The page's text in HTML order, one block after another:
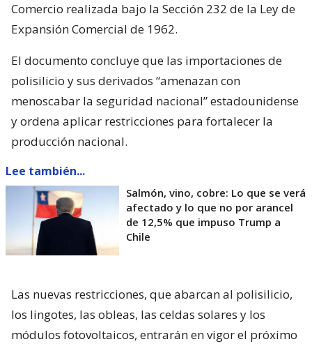
Comercio realizada bajo la Sección 232 de la Ley de
Expansión Comercial de 1962.
El documento concluye que las importaciones de
polisilicio y sus derivados “amenazan con
menoscabar la seguridad nacional” estadounidense
y ordena aplicar restricciones para fortalecer la
producción nacional.
Lee también...
Salmón, vino, cobre: Lo que se verá
afectado y lo que no por arancel
de 12,5% que impuso Trump a
Chile
Las nuevas restricciones, que abarcan al polisilicio,
los lingotes, las obleas, las celdas solares y los
módulos fotovoltaicos, entrarán en vigor el próximo